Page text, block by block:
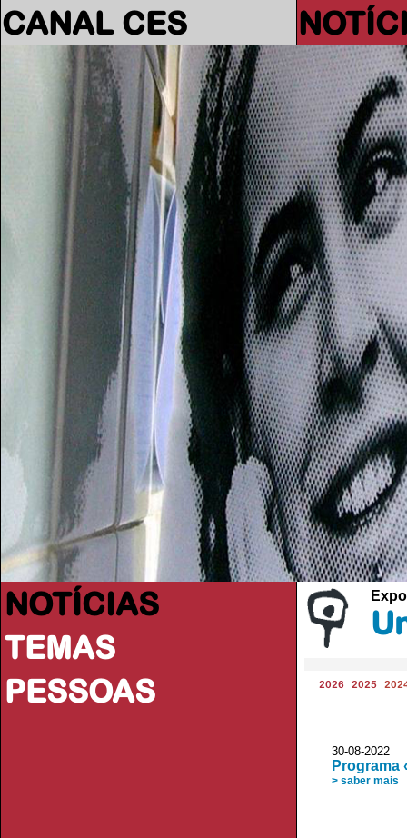
CANAL CES
NOTÍCIAS
TEMAS
PESSOAS
2026 2025
30-08-
Programa
> saber mais